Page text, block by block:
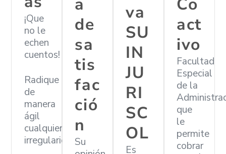
¡Que
no le
echen
cuentos!
Radique
de
manera
ágil
cualquier
irregularidad
a
de
sa
tis
fac
ció
n
Su
va
SU
IN
JU
RI
SC
OL
Es
Co
act
ivo
Facultad
Especial
de la
que
le
permite
cobrar